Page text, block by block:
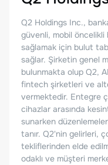
Q2 Holdings Inc.,
güvenli, mobil öncelikli
sağlamak için bulut
sağlar. Şirketin genel
bulunmakta olup Q2,
fintech şirketleri ve
vermektedir. Entegre
cihazlar arasında
sunarken
tanır. Q2'nin gelirleri,
tekliflerinden elde
odaklı ve müşteri